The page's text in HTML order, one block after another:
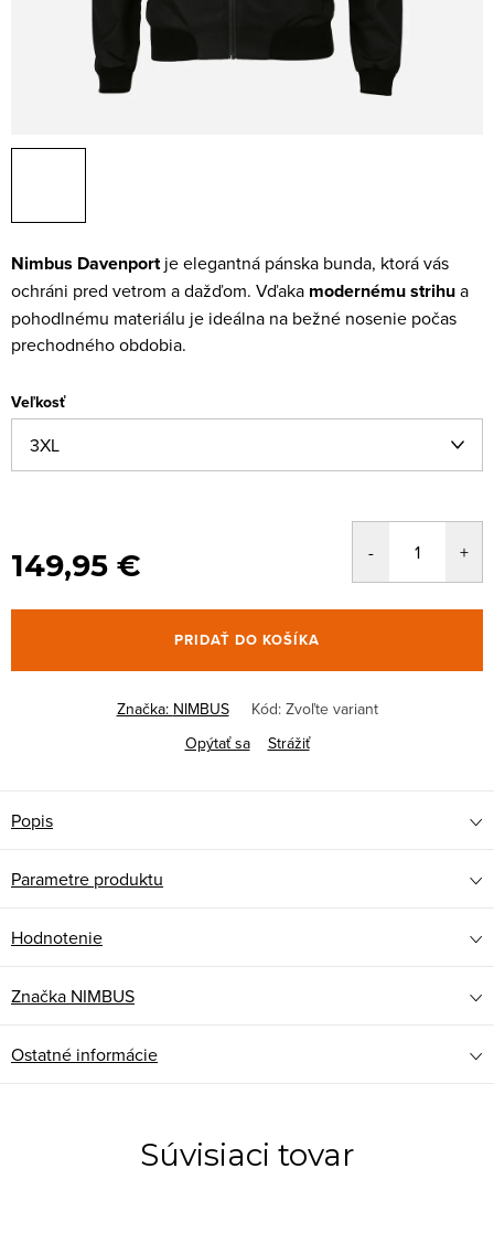
Nimbus Davenportje elegantná pánska bunda, ktorá vás
ochráni pred vetrom a dažďom. Vďaka modernému strihua
pohodlnému materiálu je ideálna na bežné nosenie počas
prechodného obdobia.
Veľkosť
149,95 €
PRIDAŤ DO KOŠÍKA
Značka: NIMBUS Kód: Zvoľte variant
Opýtať sa
Strážiť
Popis
Parametre produktu
Hodnotenie
Značka NIMBUS
Ostatné informácie
Súvisiaci tovar